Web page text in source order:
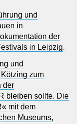
und
in
der
in Leipzig.
und
zum
der
bleiben sollte. Die
mit dem
Museums,